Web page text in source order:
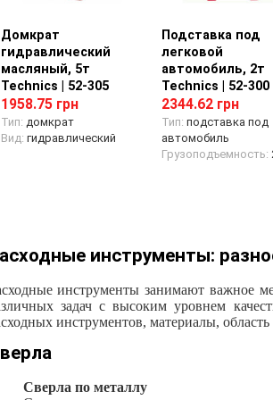
Просмотр товара
Домкрат
гидравлический
масляный, 5т
Technics | 52-305
1958.75 грн
Тип: домкрат
Вид: гидравлический
Просмотр
Подставка под
легковой
автомобиль, 2т
Technics | 52-300
2344.62 грн
Тип: подставка под
автомобиль
Грузоподъемность:
инструменты:
инструменты занимают важное
задач с высоким уровнем
инструментов, материалы, область
Сверла по металлу